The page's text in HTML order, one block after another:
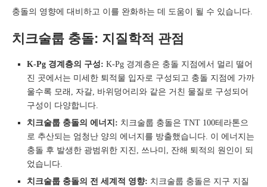
충돌의 영향에 대비하고 이를 완화하는 데 도움이 될 수 있습니다.
치크술룹 충돌: 지질학적 관점
K-Pg 경계층의 구성: K-Pg 경계층은 충돌 지점에서 멀리 떨어
진 곳에서는 미세한 퇴적물 입자로 구성되고 충돌 지점에 가까
울수록 모래, 자갈, 바위덩어리와 같은 거친 물질로 구성되어
구성이 다양합니다.
치크술룹 충돌의 에너지: 치크술룹 충돌은 TNT 100테라톤으
로 추산되는 엄청난 양의 에너지를 방출했습니다. 이 에너지는
충돌 후 발생한 광범위한 지진, 쓰나미, 잔해 퇴적의 원인이 되
었습니다.
치크술룹 충돌의 전 세계적 영향: 치크술룹 충돌은 지구 지질